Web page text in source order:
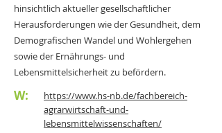
hinsichtlich aktueller gesellschaftlicher
Herausforderungen wie der Gesundheit, dem
Demografischen Wandel und Wohlergehen
sowie der Ernährungs- und
Lebensmittelsicherheit zu befördern.
W:
https://www.hs-nb.de/fachbereich-
agrarwirtschaft-und-
lebensmittelwissenschaften/